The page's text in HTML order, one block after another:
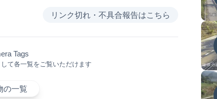
リンク切れ・不具合報告はこちら
Tags
て各一覧をご覧いただけます
の一覧